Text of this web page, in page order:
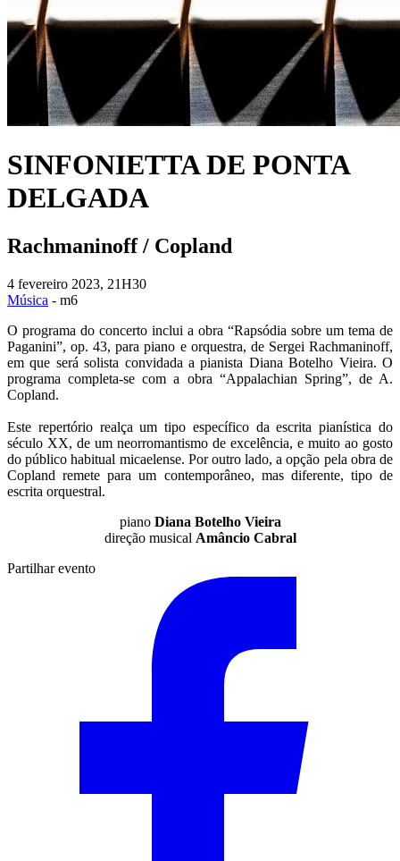
SINFONIETTA DE PONTA
DELGADA
Rachmaninoff / Copland
4 fevereiro 2023, 21H30
Música - m6
O programa do concerto inclui a obra “Rapsódia sobre um tema de
Paganini”, op. 43, para piano e orquestra, de Sergei Rachmaninoff,
em que será solista convidada a pianista Diana Botelho Vieira. O
programa completa-se com a obra “Appalachian Spring”, de A.
Copland.
Este repertório realça um tipo específico da escrita pianística do
século XX, de um neorromantismo de excelência, e muito ao gosto
do público habitual micaelense. Por outro lado, a opção pela obra de
Copland remete para um contemporâneo, mas diferente, tipo de
escrita orquestral.
piano Diana Botelho Vieira
direção musical Amâncio Cabral
Partilhar evento